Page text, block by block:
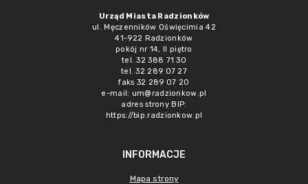
Urząd Miasta Radzionków
ul. Męczenników Oświęcimia 42
41-922 Radzionków
pokój nr 14, II piętro
tel. 32 388 71 30
tel. 32 289 07 27
faks 32 289 07 20
e-mail: um@radzionkow.pl
adres strony BIP:
https://bip.radzionkow.pl
INFORMACJE
Mapa strony